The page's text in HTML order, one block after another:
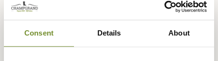
Consent Details About
euros